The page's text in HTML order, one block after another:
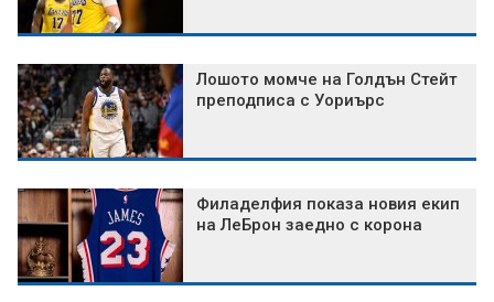
Лошото момче на Голдън Стейт
преподписа с Уориърс
Филаделфия показа новия екип
на ЛеБрон заедно с корона